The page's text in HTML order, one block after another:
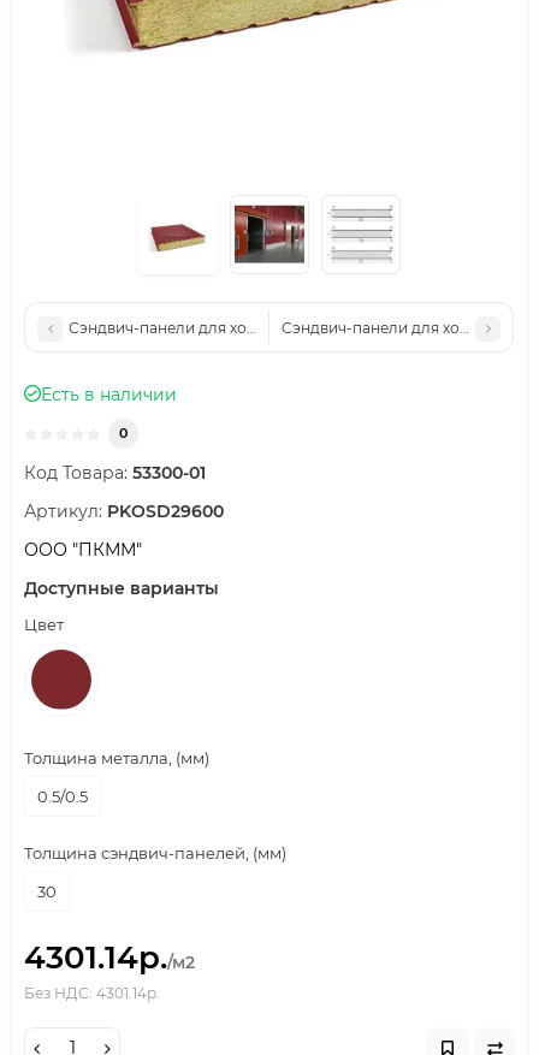
Сэндвич-панели для холодильных камер минеральная вата,
Сэндвич-панели для
Есть в наличии
0
Код Товара: 53300-01
Артикул: PKOSD29600
ООО "ПКММ"
Доступные варианты
Цвет
Толщина металла, (мм)
0.5/0.5
Толщина сэндвич-панелей, (мм)
30
4301.14р./м2
Без НДС: 4301.14р.